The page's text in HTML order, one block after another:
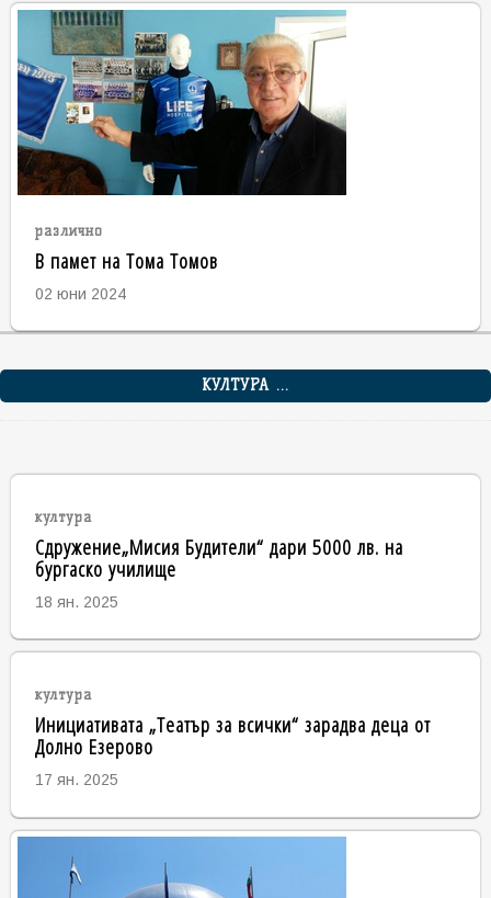
различно
В памет на Тома Томов
02 юни 2024
КУЛТУРА ...
култура
Сдружение„Мисия Будители“ дари 5000 лв. на
бургаско училище
18 ян. 2025
култура
Инициативата „Театър за всички“ зарадва деца от
Долно Езерово
17 ян. 2025